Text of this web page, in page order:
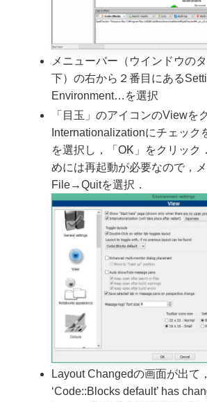
メニューバー（ウインドウの
下）の右から２番目にある
Environment…を選択
「目玉」のアイコンのViewを
Internationalizationにチェック
を選択し，「OK」をクリック
めには再起動が必要なので，
File→Quitを選択．
Layout Changedの画面が出て
‘Code::Blocks default’ has